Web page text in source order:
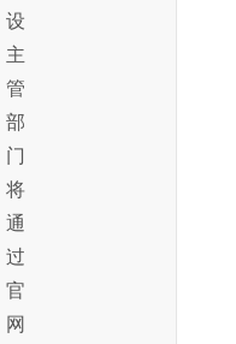
设
主
管
部
门
将
通
过
官
网